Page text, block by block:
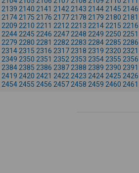
2139 2140 2141 2142 2143 2144 2145 2146
2174 2175 2176 2177 2178 2179 2180 2181
2209 2210 2211 2212 2213 2214 2215 2216
2244 2245 2246 2247 2248 2249 2250 2251
2279 2280 2281 2282 2283 2284 2285 2286
2314 2315 2316 2317 2318 2319 2320 2321
2349 2350 2351 2352 2353 2354 2355 2356
2384 2385 2386 2387 2388 2389 2390 2391
2419 2420 2421 2422 2423 2424 2425 2426
2454 2455 2456 2457 2458 2459 2460 2461